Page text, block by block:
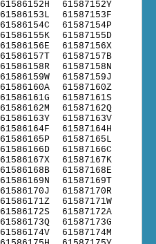
61586152H
61586153L
61586154C
61586155K
61586156E
61586157T
61586158R
61586159W
61586160A
61586161G
61586162M
61586163Y
61586164F
61586165P
61586166D
61586167X
61586168B
61586169N
61586170J
61586171Z
61586172S
61586173Q
61586174V
61587152Y
61587153F
61587154P
61587155D
61587156X
61587157B
61587158N
61587159J
61587160Z
61587161S
61587162Q
61587163V
61587164H
61587165L
61587166C
61587167K
61587168E
61587169T
61587170R
61587171W
61587172A
61587173G
61587174M